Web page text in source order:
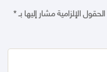
الحقول الإلزامية مشار إليها بـ*